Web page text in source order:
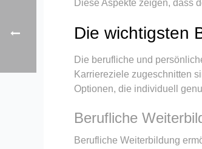
Diese Aspekte zeigen, dass
Die wichtigsten
Die berufliche und
Karriereziele zugeschnitten
Optionen, die individuell
Berufliche
Berufliche Weiterbildung